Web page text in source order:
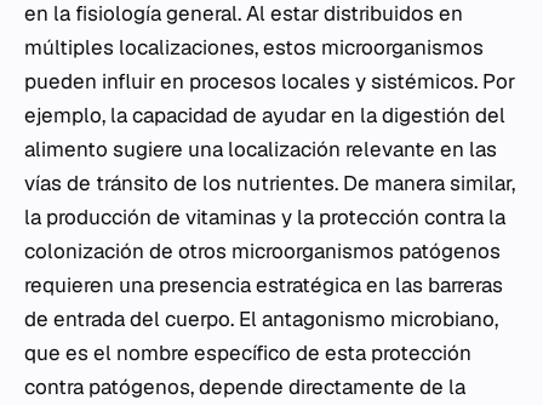
en la fisiología general. Al estar distribuidos en
múltiples localizaciones, estos microorganismos
pueden influir en procesos locales y sistémicos. Por
ejemplo, la capacidad de ayudar en la digestión del
alimento sugiere una localización relevante en las
vías de tránsito de los nutrientes. De manera similar,
la producción de vitaminas y la protección contra la
colonización de otros microorganismos patógenos
requieren una presencia estratégica en las barreras
de entrada del cuerpo. El antagonismo microbiano,
que es el nombre específico de esta protección
contra patógenos, depende directamente de la